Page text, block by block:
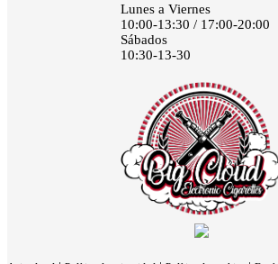
Lunes a Viernes
10:00-13:30 / 17:00-20:00
Sábados
10:30-13-30